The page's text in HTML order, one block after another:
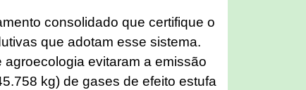
consolidado que certifique o
que adotam esse sistema.
evitaram a emissão
kg) de gases de efeito estufa